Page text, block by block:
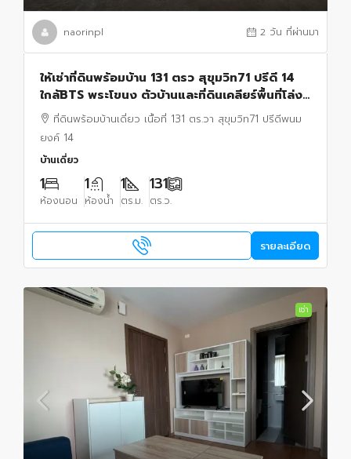
naorinpl 2 วัน ที่ผ่านมา
ให้เช่าที่ดินพร้อมบ้าน 131 ตรว สุขุมวิท71 ปรีดี 14
ใกล้BTS พระโขนง ตัวบ้านและที่ดินเคลียร์พื้นที่โล่ง
พร้อมเข้าปรับพื้นที่ให้เหมาะสมการใช้งาน
ที่ดินพร้อมบ้านเดี่ยว เนื้อที่ 131 ตร.วา สุขุมวิท71 ปรีดีพนม
ยงค์ 14
บ้านเดี่ยว
1
ห้องนอน
1
ห้องน้ำ
1
ตร.ม.
131
ตร.ว.
รายละเอียด
เช่า